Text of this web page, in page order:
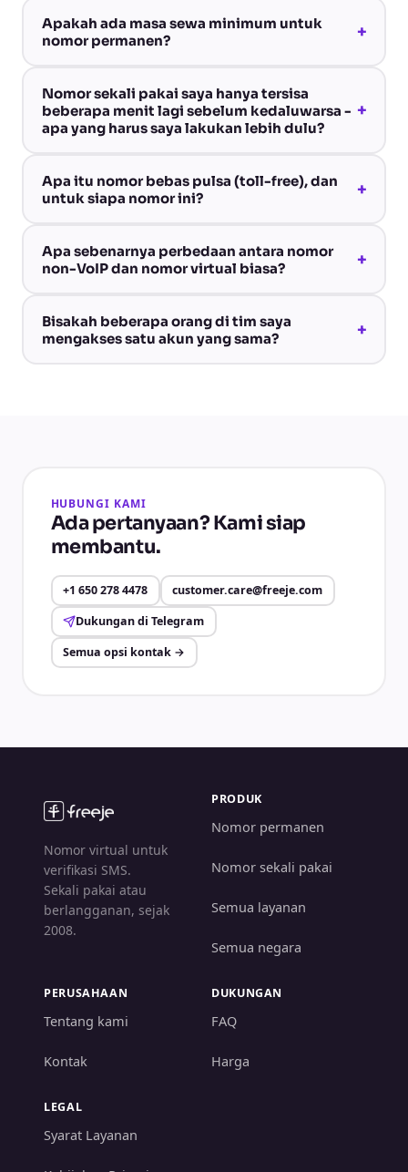
Apakah ada masa sewa minimum untuk
nomor permanen?
+
Nomor sekali pakai saya hanya tersisa
beberapa menit lagi sebelum kedaluwarsa -
apa yang harus saya lakukan lebih dulu?
+
Apa itu nomor bebas pulsa (toll-free), dan
untuk siapa nomor ini?
+
Apa sebenarnya perbedaan antara nomor
non-VoIP dan nomor virtual biasa?
+
Bisakah beberapa orang di tim saya
mengakses satu akun yang sama?
+
HUBUNGI KAMI
Ada pertanyaan? Kami siap
membantu.
+1 650 278 4478
customer.care@freeje.com
Dukungan di Telegram
Semua opsi kontak →
Nomor virtual untuk
verifikasi SMS.
Sekali pakai atau
berlangganan, sejak
2008.
PRODUK
Nomor permanen
Nomor sekali pakai
Semua layanan
Semua negara
PERUSAHAAN
Tentang kami
Kontak
DUKUNGAN
FAQ
Harga
LEGAL
Syarat Layanan